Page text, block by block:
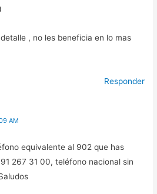
, no les beneficia en lo mas
Responder
AM
equivalente al 902 que has
267 31 00, teléfono nacional sin